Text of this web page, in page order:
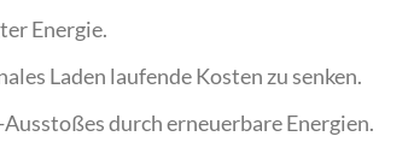
Energie.
Laden laufende Kosten zu senken.
durch erneuerbare Energien.